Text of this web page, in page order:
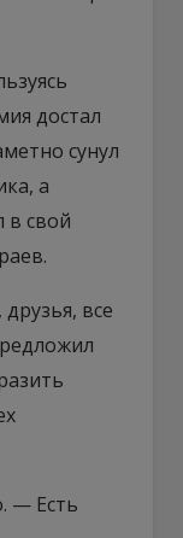
достал
сунул
а
в свой
все
— Есть